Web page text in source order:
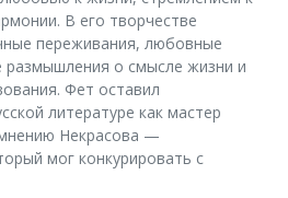
В его творчестве
переживания, любовные
размышления о смысле жизни и
Фет оставил
литературе как мастер
Некрасова —
мог конкурировать с